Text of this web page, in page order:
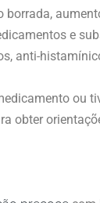
e
anti-
ou
obter